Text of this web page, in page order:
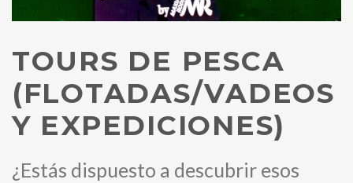
TOURS DE PESCA
(FLOTADAS/VADEOS
Y EXPEDICIONES)
¿Estás dispuesto a descubrir esos